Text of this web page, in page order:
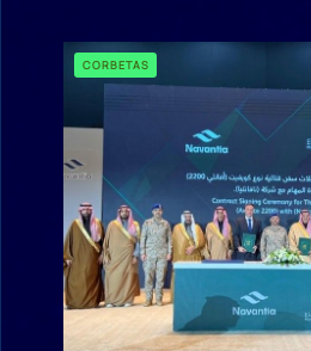
CORBETAS